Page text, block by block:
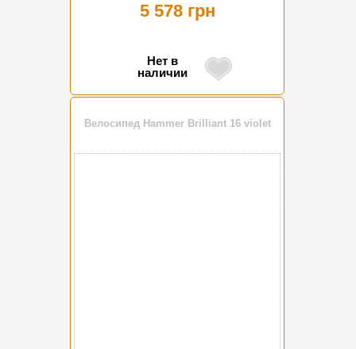
5 578 грн
Нет в
наличии
Велосипед Hammer Brilliant 16 violet